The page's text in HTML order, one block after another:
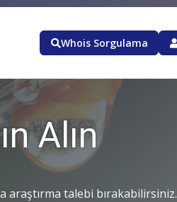
Whois Sorgulama
Alın
araştırma talebi bırakabilirsiniz.